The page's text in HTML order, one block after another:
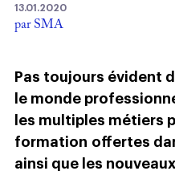
13.01.2020
par SMA
Pas toujours évident
le monde
les multiples métiers
formation offertes
ainsi que les